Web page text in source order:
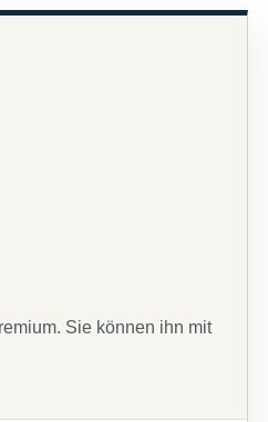
Sie können ihn mit